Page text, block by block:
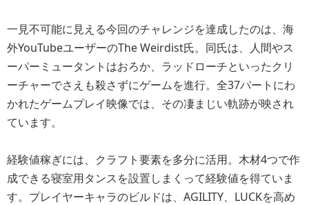
一見不可能に見える今回のチャレンジを達成したのは、海
外YouTubeユーザーのThe Weirdist氏。同氏は、人間やス
ーパーミュータントはおろか、ラッドローチといったクリ
ーチャーでさえも殺さずにゲームを進行。全37パートにわ
かれたゲームプレイ映像では、その凄まじい軌跡が映され
ています。
経験値稼ぎには、クラフト要素を多分に活用。木材4つで作
成できる寝室用タンスを設置しまくって経験値を得ていま
す。プレイヤーキャラのビルドは、AGILITY、LUCKを高め